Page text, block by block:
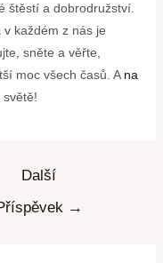
štěstí a dobrodružství.
každém z nás je
sněte a věřte,
moc všech časů. A na
Další
→